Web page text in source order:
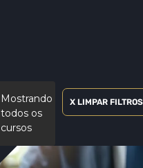
Mostrando
todos os
cursos
X LIMPAR FILTROS